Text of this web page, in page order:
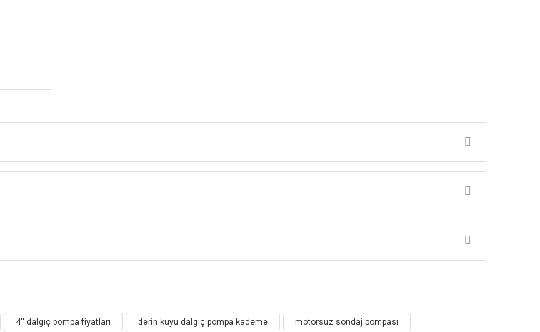
POMPA-POMPA KADEMESİ-ÇIPLAK POMPA)
İTALYAN
TARİHİNDE BİR İLK!
ÖMÜRLÜ MOTOR ÖMRÜ SAĞLANMIŞ OLUR. SUSUZ ÇALIŞABİLME ÖZELLİĞİ İLE 500 gr/m3 KUMA DAYANIKLI.
4'' dalgıç pompa fiyatları derin kuyu dalgıç pompa kademe motorsuz sondaj pompası